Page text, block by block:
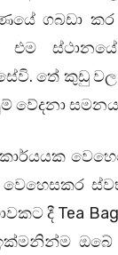
ගබඩා කර
එම
තේ කුඩු
වේදනා
කාර්යයක
දී Tea
ඔබේ